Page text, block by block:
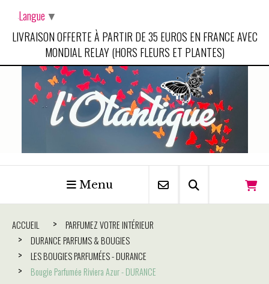
LIVRAISON OFFERTE À PARTIR DE 35 EUROS EN FRANCE AVEC
MONDIAL RELAY (HORS FLEURS ET PLANTES)
Menu
ACCUEIL
PARFUMEZ VOTRE INTÉRIEUR
DURANCE PARFUMS & BOUGIES
LES BOUGIES PARFUMÉES - DURANCE
Bougie Parfumée Riviera Azur - DURANCE
Langue ▼